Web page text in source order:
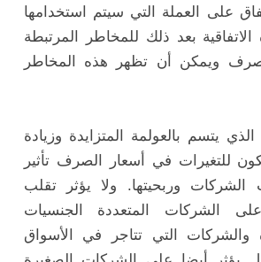
على العملة التي سيتم استخدامها
بعد ذلك للمخاطر المرتبطة
ويمكن أن تظهر هذه المخاطر
يتسم بالعولمة المتزايدة وزيادة
للتغيرات في أسعار الصرف تأثير
الشركات وربحيتها. ولا يؤثر تقلب
الشركات المتعددة الجنسيات
والشركات التي تتاجر في الأسواق